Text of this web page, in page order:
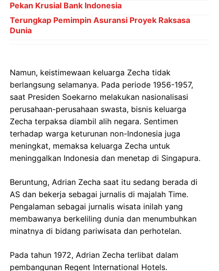
saat Presiden Soekarno melakukan nasionalisasi
perusahaan-perusahaan swasta, bisnis keluarga
Zecha terpaksa diambil alih negara. Sentimen
meninggalkan Indonesia dan menetap di Singapura.
Beruntung, Adrian Zecha saat itu sedang berada di
AS dan bekerja sebagai jurnalis di majalah Time.
Pengalaman sebagai jurnalis wisata inilah yang
membawanya berkeliling dunia dan menumbuhkan
minatnya di bidang pariwisata dan perhotelan.
pembangunan Regent International Hotels.
Pengalaman ini menjadi bekal berharga sebelum
akhirnya ia memutuskan untuk mendirikan hotel
sendiri pada tahun 1988.
ketidakpuasannya terhadap konsep hotel pada masa
itu. Ia menginginkan hotel yang eksklusif, kecil, dan